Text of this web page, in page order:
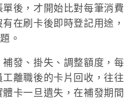
後，才開始比對每筆消費
在刷卡後即時登記用途，
。
發、掛失、調整額度，每
離職後的卡片回收，往往
卡一旦遺失，在補發期間